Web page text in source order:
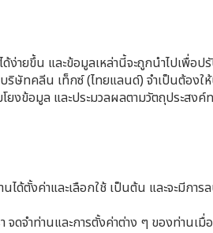
ง่ายขึ้น และข้อมูลเหล่านี้จะถูกนำไปเพื่อป
ริษัทคลีน เท็กซ์ (ไทยแลนด์) จำเป็นต้อง
ยงข้อมูล และประมวลผลตามวัตถุประสงค์
ได้ตั้งค่าและเลือกใช้ เป็นต้น และจะมีการ
จดจำท่านและการตั้งค่าต่าง ๆ ของท่านเ